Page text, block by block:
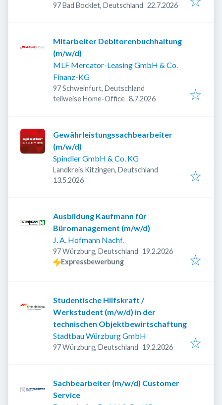
97 Bad Bocklet, Deutschland Veröffentlicht:
22.7.2026
Mitarbeiter Debitorenbuchhaltung
(m/w/d)
MLF Mercator-Leasing GmbH & Co.
Finanz-KG
97 Schweinfurt, Deutschland
teilweise Home-Office Veröffentlicht
8.7.2026
Gewährleistungssachbearbeiter
(m/w/d)
Spindler GmbH & Co. KG
Landkreis Kitzingen, Deutschland
Veröffentlicht
13.5.2026
Ausbildung Kaufmann für
Büromanagement (m/w/d)
J. A. Hofmann Nachf.
97 Würzburg, Deutschland Veröffentlicht
19.2.2026
Expressbewerbung
Studentische Hilfskraft /
Werkstudent (m/w/d) in der
technischen Objektbewirtschaftung
Stadtbau Würzburg GmbH
97 Würzburg, Deutschland Veröffentlicht
19.2.2026
Sachbearbeiter (m/w/d) Customer
Service